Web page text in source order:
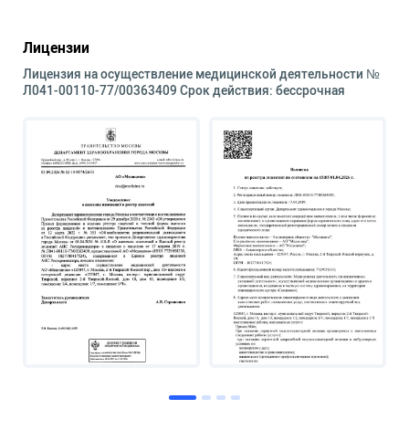
Лицензии
Лицензия на осуществление медицинской деятельности №
Л041-00110-77/00363409 Срок действия: бессрочная